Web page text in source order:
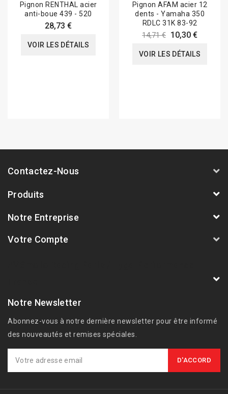
Pignon RENTHAL acier
anti-boue 439 - 520
28,73 €
VOIR LES DÉTAILS
Pignon AFAM acier 12
dents - Yamaha 350
RDLC 31K 83-92
14,71 € 10,30 €
VOIR LES DÉTAILS
Contactez-Nous
Produits
Notre Entreprise
Votre Compte
Notre Newsletter
Abonnez-vous à notre dernière newsletter pour être informé
des nouveautés et remises spéciales.